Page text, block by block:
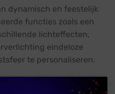
dynamisch en feestelijk
functies zoals een
lichteffecten,
eindeloze
te personaliseren.